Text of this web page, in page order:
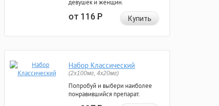
девушек и женщин.
от 116Р Купить
Набор Классический
(2x100мг, 4x20мг)
Попробуй и выбери наиболее
понравившийся препарат.